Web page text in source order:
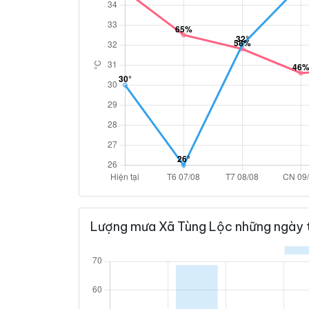
Lượng mưa Xã Tùng Lộc những ngày